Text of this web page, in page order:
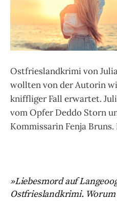
Ostfrieslandkrimi von
wollten von der Autorin
kniffliger Fall erwartet.
vom Opfer Deddo Storn
Kommissarin Fenja
»Liebesmord auf
Ostfrieslandkrimi. Worum